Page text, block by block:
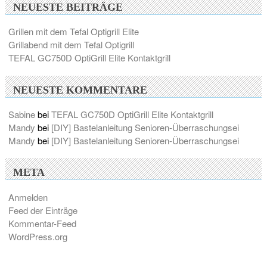
NEUESTE BEITRÄGE
Grillen mit dem Tefal Optigrill Elite
Grillabend mit dem Tefal Optigrill
TEFAL GC750D OptiGrill Elite Kontaktgrill
NEUESTE KOMMENTARE
SabinebeiTEFAL GC750D OptiGrill Elite Kontaktgrill
Mandy bei [DIY] Bastelanleitung Senioren-Überraschungsei
Mandy bei [DIY] Bastelanleitung Senioren-Überraschungsei
META
Anmelden
Feed der Einträge
Kommentar-Feed
WordPress.org